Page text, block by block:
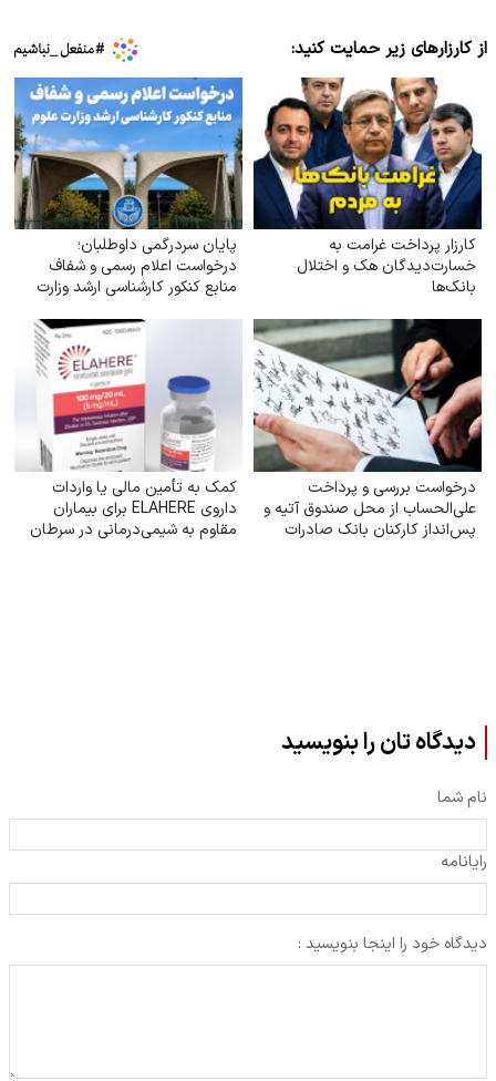
از کارزارهای زیر حمایت کنید:
کارزار پرداخت غرامت به
خسارت‌دیدگان هک و اختلال
بانک‌ها
پایان سردرگمی داوطلبان؛
درخواست اعلام رسمی و شفاف
منابع کنکور کارشناسی ارشد وزارت
درخواست بررسی و پرداخت
علی‌الحساب از محل صندوق آتیه و
پس‌انداز کارکنان بانک صادرات
کمک به تأمین مالی یا واردات
داروی ELAHERE برای بیماران
مقاوم به شیمی‌درمانی در سرطان
دیدگاه تان را بنویسید
نام شما
رایانامه
دیدگاه خود را اینجا بنویسید :